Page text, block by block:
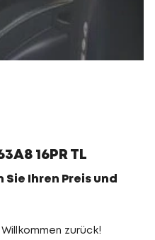
16PR TL
Sie Ihren Preis und
zurück!